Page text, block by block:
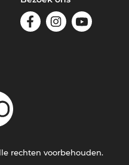
rechten voorbehouden.